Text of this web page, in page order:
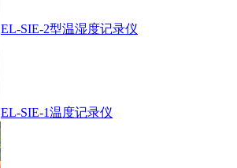
EL-SIE-2型温湿度记录仪
EL-SIE-1温度记录仪